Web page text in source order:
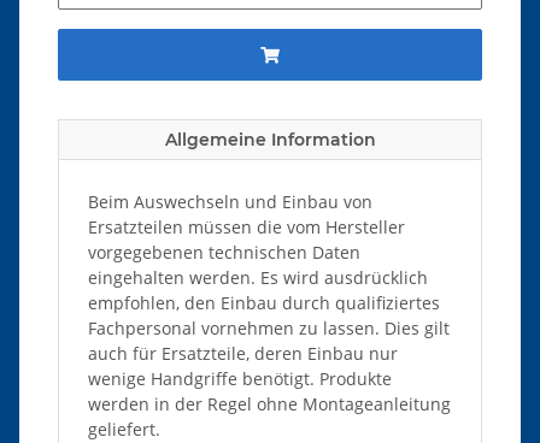
Allgemeine Information
Beim Auswechseln und Einbau von
Ersatzteilen müssen die vom Hersteller
vorgegebenen technischen Daten
eingehalten werden. Es wird ausdrücklich
empfohlen, den Einbau durch qualifiziertes
Fachpersonal vornehmen zu lassen. Dies gilt
auch für Ersatzteile, deren Einbau nur
wenige Handgriffe benötigt. Produkte
werden in der Regel ohne Montageanleitung
geliefert.